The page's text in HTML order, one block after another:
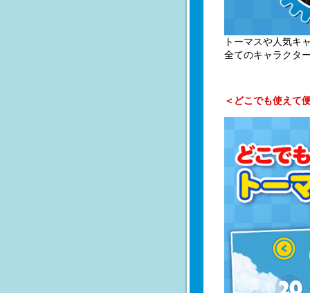
トーマスや人気キ
全てのキャラクタ
＜どこでも使えて